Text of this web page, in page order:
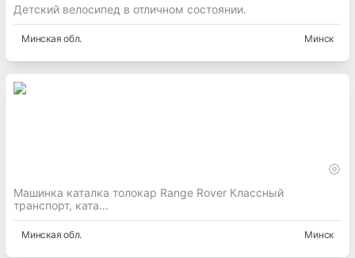
Детский велосипед в отличном состоянии.
Минская обл. Минск
Машинка каталка толокар Range Rover Классный
транспорт, ката...
Минская обл. Минск